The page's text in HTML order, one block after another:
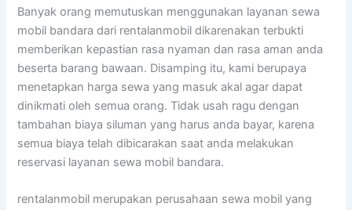
Banyak orang memutuskan menggunakan layanan sewa
mobil bandara dari rentalanmobil dikarenakan terbukti
memberikan kepastian rasa nyaman dan rasa aman anda
beserta barang bawaan. Disamping itu, kami berupaya
menetapkan harga sewa yang masuk akal agar dapat
dinikmati oleh semua orang. Tidak usah ragu dengan
tambahan biaya siluman yang harus anda bayar, karena
semua biaya telah dibicarakan saat anda melakukan
reservasi layanan sewa mobil bandara.
rentalanmobil merupakan perusahaan sewa mobil yang